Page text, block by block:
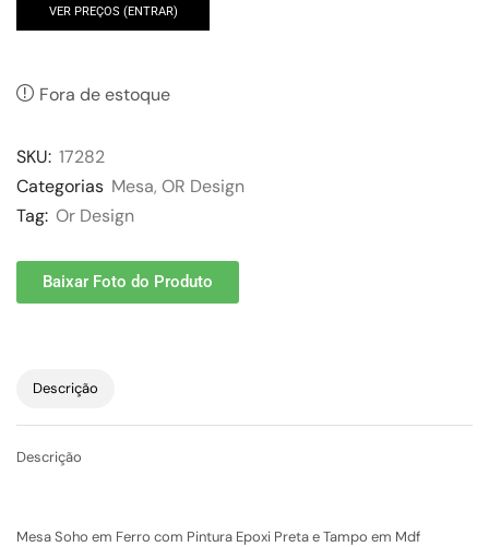
VER PREÇOS (ENTRAR)
Fora de estoque
SKU: 17282
Categorias Mesa, OR Design
Tag: Or Design
Baixar Foto do Produto
Descrição
Descrição
Mesa Soho em Ferro com Pintura Epoxi Preta e Tampo em Mdf